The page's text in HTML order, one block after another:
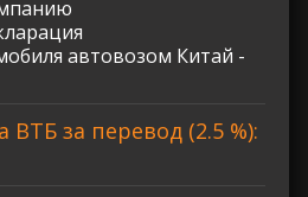
автовозом Китай -
ВТБ за перевод (2.5 %):